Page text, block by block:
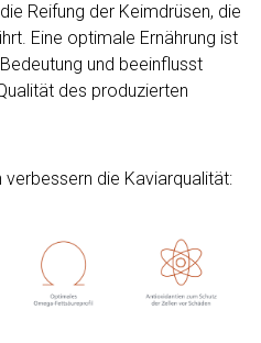
Reifung der Keimdrüsen, die
Eine optimale Ernährung ist
und beeinflusst
des produzierten
die Kaviarqualität: